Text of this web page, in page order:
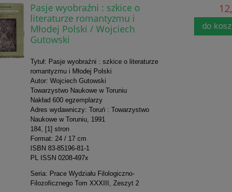
Pasje wyobraźni : szkice o
literaturze romantyzmu i
Młodej Polski / Wojciech
Gutowski
Tytuł: Pasje wyobraźni : szkice o literaturze
romantyzmu i Młodej Polski
Autor: Wojciech Gutowski
Towarzystwo Naukowe w Toruniu
Nakład 600 egzemplarzy
Adres wydawniczy: Toruń : Towarzystwo
Naukowe w Toruniu, 1991
184, [1] stron
Format: 24 / 17 cm
ISBN 83-85196-81-1
PL ISSN 0208-497x
Seria: Prace Wydziału Filologiczno-
Filozoficznego Tom XXXIII, Zeszyt 2
do